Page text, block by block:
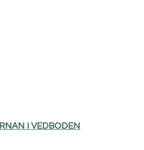
I VEDBODEN